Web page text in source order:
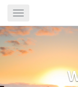
main
content
Toggle
navigation